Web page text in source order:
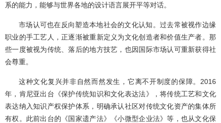
系的能力，能够与世界各地的设计语言展开平等对话。
市场认可也在反向塑造本地社会的文化认知。过去常被视作边缘
职业的手工艺人，正逐渐被重新定义为文化创造者和价值生产者。那
些一度被视为传统、落后的地方技艺，也因国际市场认可重新获得社
会尊重。
这种文化复兴并非自然而然发生，它离不开制度的保障。2016
年，肯尼亚出台《保护传统知识和文化表达法》，将传统工艺和文化
表达纳入知识产权保护体系，明确承认社区对传统文化资产的集体所
有权。此前出台的《国家遗产法》《小微型企业法》等，也从文化保